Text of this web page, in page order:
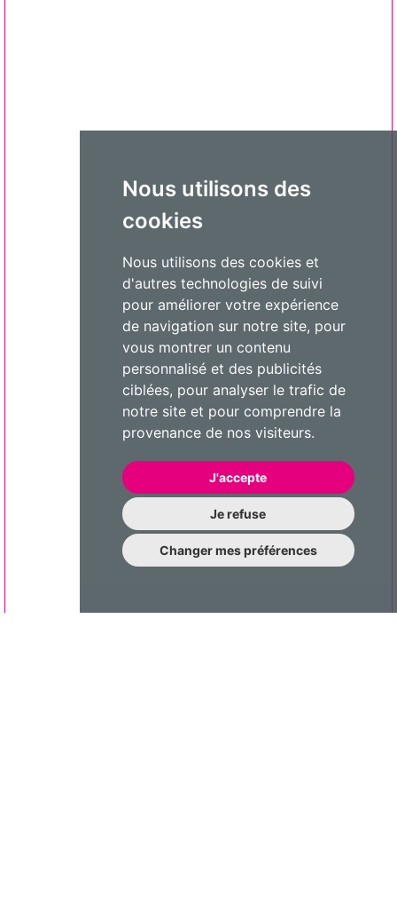
Nous utilisons des
cookies
Nous utilisons des cookies et
d'autres technologies de suivi
pour améliorer votre expérience
de navigation sur notre site, pour
vous montrer un contenu
personnalisé et des publicités
ciblées, pour analyser le trafic de
notre site et pour comprendre la
provenance de nos visiteurs.
J'accepte
Je refuse
Changer mes préférences